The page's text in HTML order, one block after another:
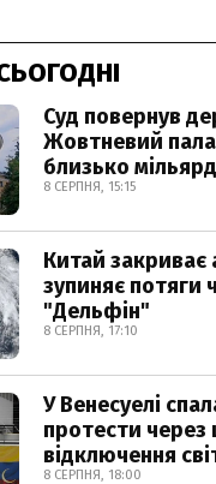
Суд повернув
Жовтневий
близько
8 СЕРПНЯ, 15:15
Китай закриває
зупиняє потяги
"Дельфін"
8 СЕРПНЯ, 17:10
У Венесуелі
протести через
відключення
8 СЕРПНЯ, 18:00